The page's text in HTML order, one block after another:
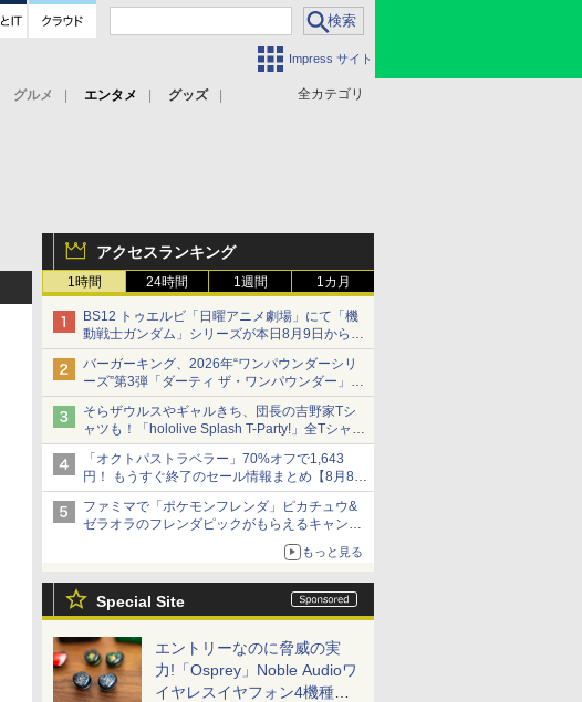
Impress サイト
全カテゴリ
グルメ エンタメ
グッズ
アクセスランキング
1時間 24時間 1週間 1カ月
BS12 トゥエルビ「日曜アニメ劇場」にて「機
動戦士ガンダム」シリーズが本日8月9日から8
週連続で放送
初回は「機動戦士ガンダム【HDリマスター
版】」
バーガーキング、2026年“ワンパウンダーシリ
ーズ”第3弾「ダーティ ザ・ワンパウンダー」を
8月7日発売
「特製ガーリックマヨソース」を使用した超大
型チーズバーガー
そらザウルスやギャルきち、団長の吉野家Tシ
ャツも！「hololive Splash T-Party!」全Tシャツ
ラインナップ公開＆オンライン販売開始
「オクトパストラベラー」70%オフで1,643
円！ もうすぐ終了のセール情報まとめ【8月8日
更新】
ニンテンドーeショップでは「大神 絶景版」が
67%オフで990円
ファミマで「ポケモンフレンダ」ピカチュウ&
ゼラオラのフレンダピックがもらえるキャンペ
もっと見る
Special Site
エントリーなのに脅威の実
力!「Osprey」Noble Audioワ
イヤレスイヤフォン4機種を